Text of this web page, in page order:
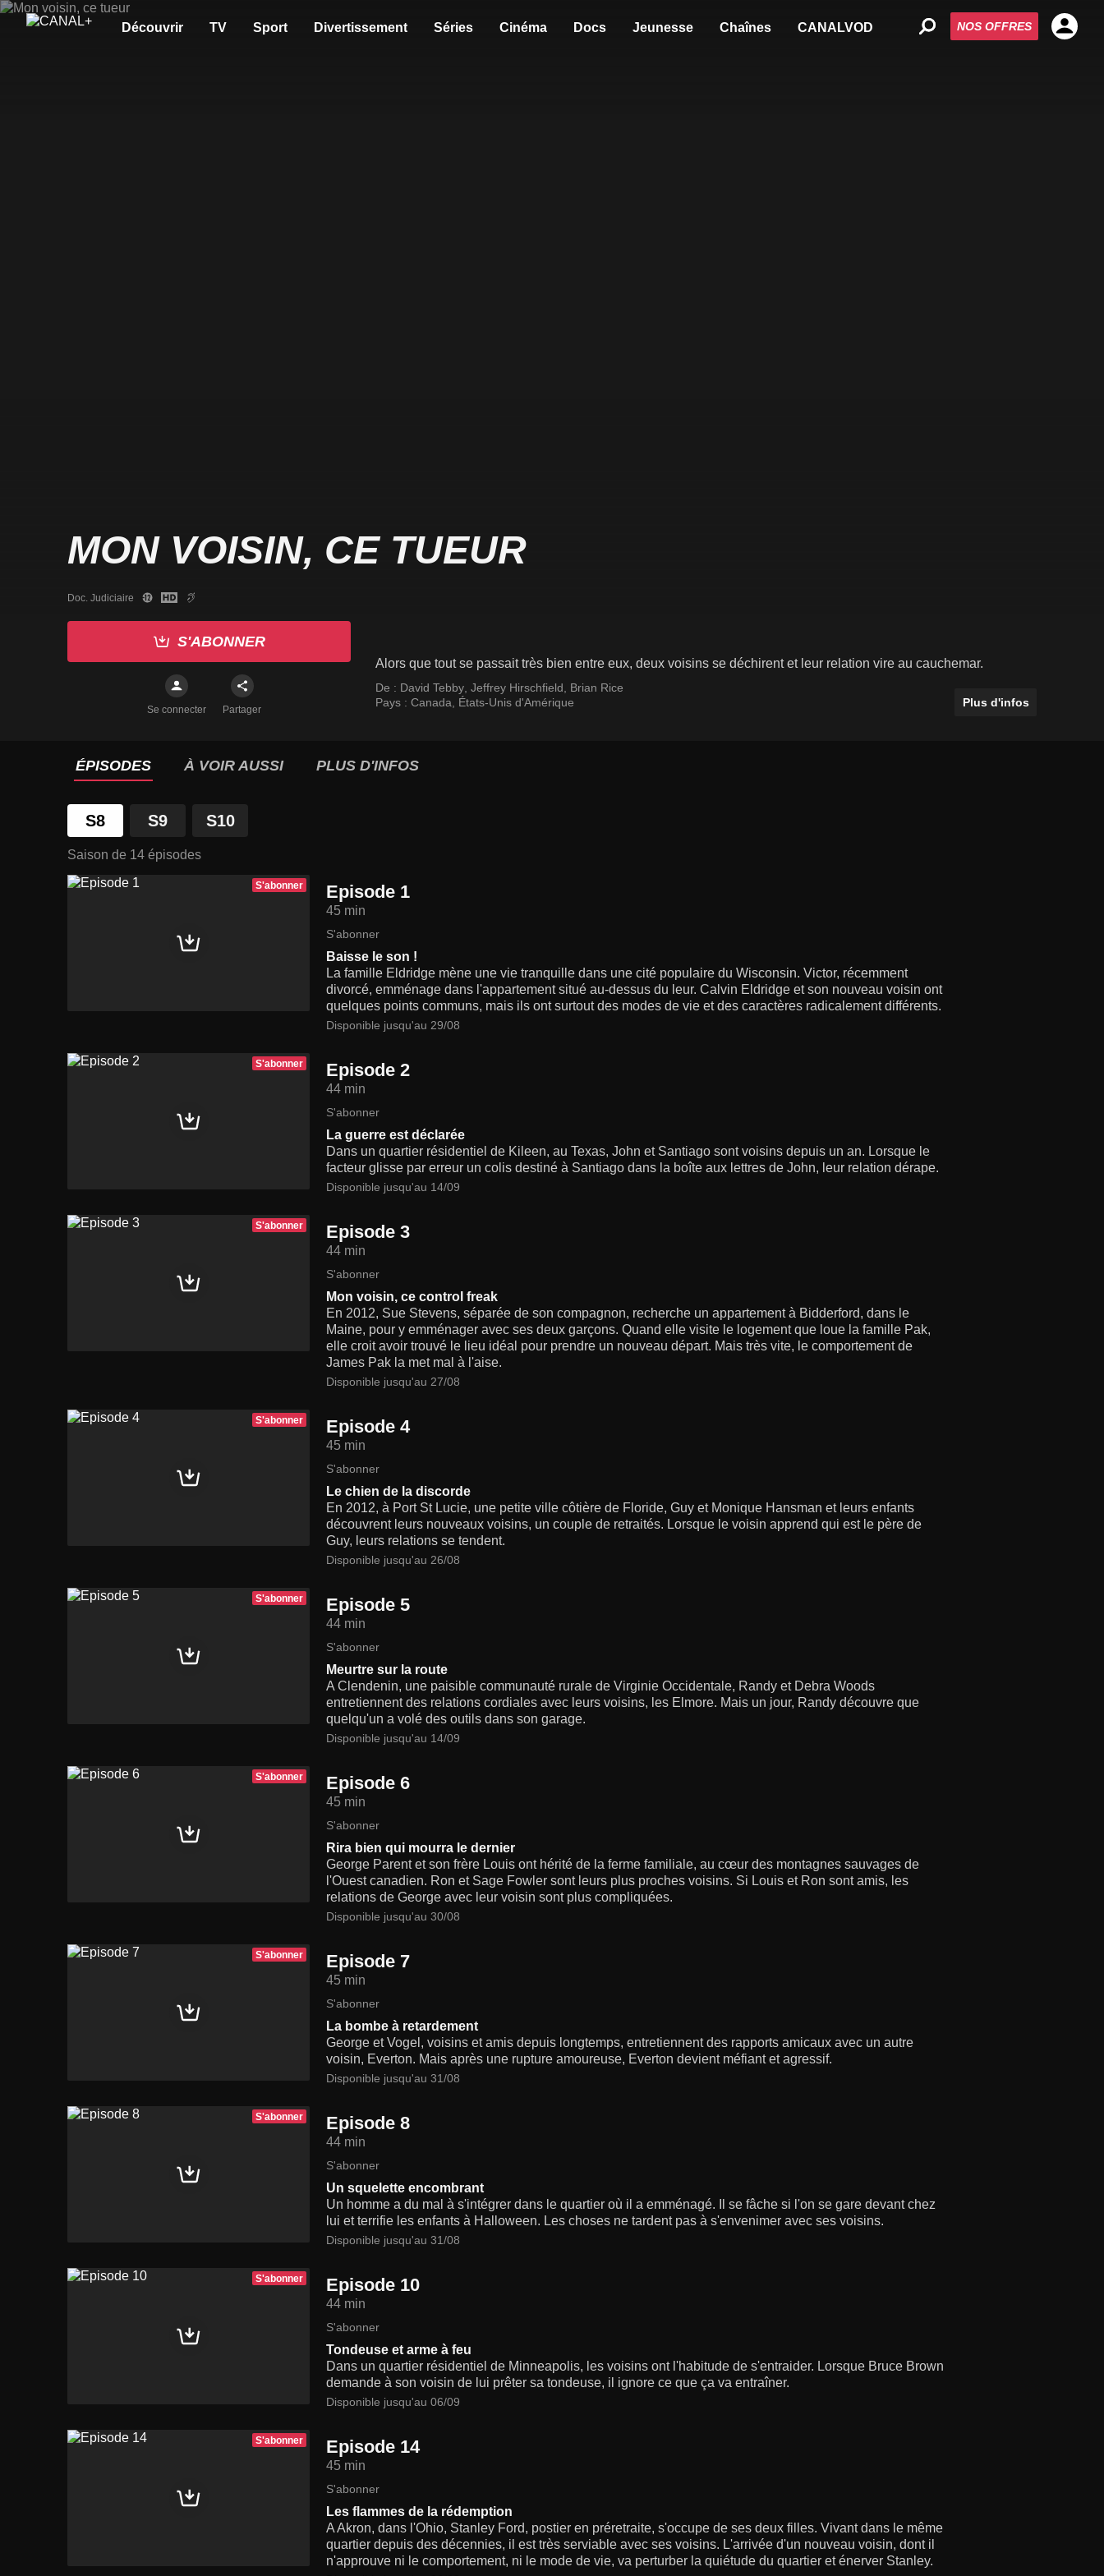
Découvrir TV Sport Divertissement Séries Cinéma Docs Jeunesse Chaînes CANALVOD NOS OFFRES
MON VOISIN, CE TUEUR
Doc. Judiciaire
S'ABONNER
Se connecter Partager
Alors que tout se passait très bien entre eux, deux voisins se déchirent et leur relation vire au cauchemar.
De : David Tebby Jeffrey Hirschfield
Brian Rice
Pays : Canada États-Unis d'Amérique Plus d'infos
ÉPISODES À VOIR AUSSI PLUS D'INFOS
S8 S9 S10
Saison de 14 épisodes
S'abonner Episode 1
45 min
S'abonner
Baisse le son !
La famille Eldridge mène une vie tranquille dans une cité populaire du Wisconsin. Victor, récemment
divorcé, emménage dans l'appartement situé au-dessus du leur. Calvin Eldridge et son nouveau voisin ont
quelques points communs, mais ils ont surtout des modes de vie et des caractères radicalement différents.
Disponible jusqu'au 29/08
S'abonner Episode 2
44 min
S'abonner
La guerre est déclarée
Dans un quartier résidentiel de Kileen, au Texas, John et Santiago sont voisins depuis un an. Lorsque le
facteur glisse par erreur un colis destiné à Santiago dans la boîte aux lettres de John, leur relation dérape.
Disponible jusqu'au 14/09
S'abonner Episode 3
44 min
S'abonner
Mon voisin, ce control freak
En 2012, Sue Stevens, séparée de son compagnon, recherche un appartement à Bidderford, dans le
Maine, pour y emménager avec ses deux garçons. Quand elle visite le logement que loue la famille Pak,
elle croit avoir trouvé le lieu idéal pour prendre un nouveau départ. Mais très vite, le comportement de
James Pak la met mal à l'aise.
Disponible jusqu'au 27/08
S'abonner Episode 4
45 min
S'abonner
Le chien de la discorde
En 2012, à Port St Lucie, une petite ville côtière de Floride, Guy et Monique Hansman et leurs enfants
découvrent leurs nouveaux voisins, un couple de retraités. Lorsque le voisin apprend qui est le père de
Guy, leurs relations se tendent.
Disponible jusqu'au 26/08
S'abonner Episode 5
44 min
S'abonner
Meurtre sur la route
A Clendenin, une paisible communauté rurale de Virginie Occidentale, Randy et Debra Woods
entretiennent des relations cordiales avec leurs voisins, les Elmore. Mais un jour, Randy découvre que
quelqu'un a volé des outils dans son garage.
Disponible jusqu'au 14/09
S'abonner Episode 6
45 min
S'abonner
Rira bien qui mourra le dernier
George Parent et son frère Louis ont hérité de la ferme familiale, au cœur des montagnes sauvages de
l'Ouest canadien. Ron et Sage Fowler sont leurs plus proches voisins. Si Louis et Ron sont amis, les
relations de George avec leur voisin sont plus compliquées.
Disponible jusqu'au 30/08
S'abonner Episode 7
45 min
S'abonner
La bombe à retardement
George et Vogel, voisins et amis depuis longtemps, entretiennent des rapports amicaux avec un autre
voisin, Everton. Mais après une rupture amoureuse, Everton devient méfiant et agressif.
Disponible jusqu'au 31/08
S'abonner Episode 8
44 min
S'abonner
Un squelette encombrant
Un homme a du mal à s'intégrer dans le quartier où il a emménagé. Il se fâche si l'on se gare devant chez
lui et terrifie les enfants à Halloween. Les choses ne tardent pas à s'envenimer avec ses voisins.
Disponible jusqu'au 31/08
S'abonner Episode 10
44 min
S'abonner
Tondeuse et arme à feu
Dans un quartier résidentiel de Minneapolis, les voisins ont l'habitude de s'entraider. Lorsque Bruce Brown
demande à son voisin de lui prêter sa tondeuse, il ignore ce que ça va entraîner.
Disponible jusqu'au 06/09
S'abonner Episode 14
45 min
S'abonner
Les flammes de la rédemption
A Akron, dans l'Ohio, Stanley Ford, postier en préretraite, s'occupe de ses deux filles. Vivant dans le même
quartier depuis des décennies, il est très serviable avec ses voisins. L'arrivée d'un nouveau voisin, dont il
n'approuve ni le comportement, ni le mode de vie, va perturber la quiétude du quartier et énerver Stanley.